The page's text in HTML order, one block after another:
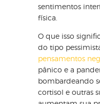
sentimentos
física.
O que isso
do tipo
pensamentos
pânico e a
bombardeando
cortisol e outras